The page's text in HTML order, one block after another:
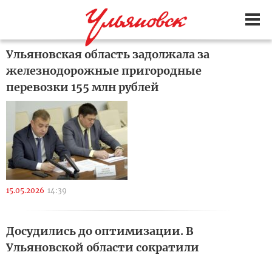
Ульяновская область задолжала за
железнодорожные пригородные
перевозки 155 млн рублей
15.05.2026 14:39
Досудились до оптимизации. В
Ульяновской области сократили